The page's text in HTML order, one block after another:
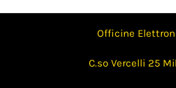
Officine
C.so Vercelli 25